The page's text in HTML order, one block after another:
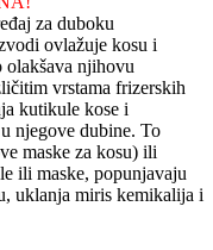
za duboku
ovlažuje kosu i
olakšava njihovu
vrstama frizerskih
kutikule kose i
njegove dubine. To
maske za kosu) ili
ili maske, popunjavaju
uklanja miris kemikalija i